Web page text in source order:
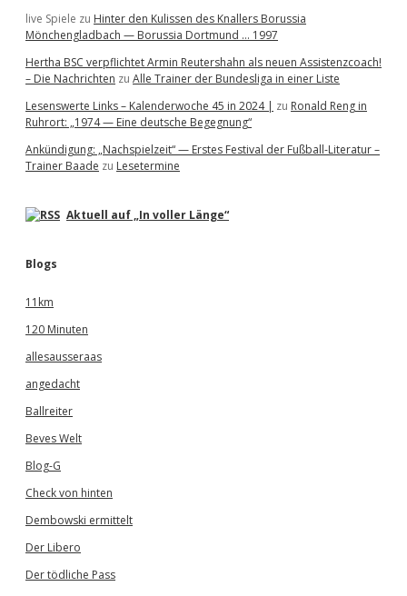
live Spiele zu Hinter den Kulissen des Knallers Borussia
Mönchengladbach — Borussia Dortmund … 1997
Hertha BSC verpflichtet Armin Reutershahn als neuen Assistenzcoach!
– Die Nachrichten zu Alle Trainer der Bundesliga in einer Liste
Lesenswerte Links – Kalenderwoche 45 in 2024 | zu Ronald Reng in
Ruhrort: „1974 — Eine deutsche Begegnung“
Ankündigung: „Nachspielzeit“ — Erstes Festival der Fußball-Literatur –
Trainer Baade zu Lesetermine
Aktuell auf „In voller Länge“
Blogs
11km
120 Minuten
allesausseraas
angedacht
Ballreiter
Beves Welt
Blog-G
Check von hinten
Dembowski ermittelt
Der Libero
Der tödliche Pass